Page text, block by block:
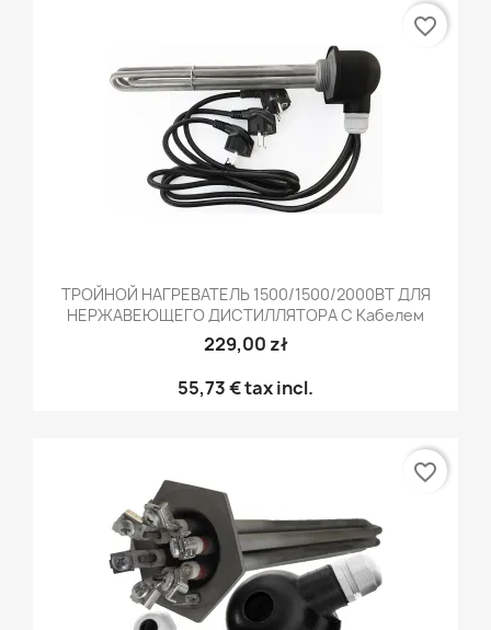
ТРОЙНОЙ НАГРЕВАТЕЛЬ 1500/1500/2000ВТ ДЛЯ
НЕРЖАВЕЮЩЕГО ДИСТИЛЛЯТОРА С Кабелем
229,00 zł
55,73 €tax incl.
favorite_border
favorite_border